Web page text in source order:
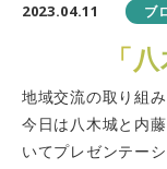
2023.04.11 ブ
「
地域交流の取り組
今日は八木城と内
いてプレゼンテー